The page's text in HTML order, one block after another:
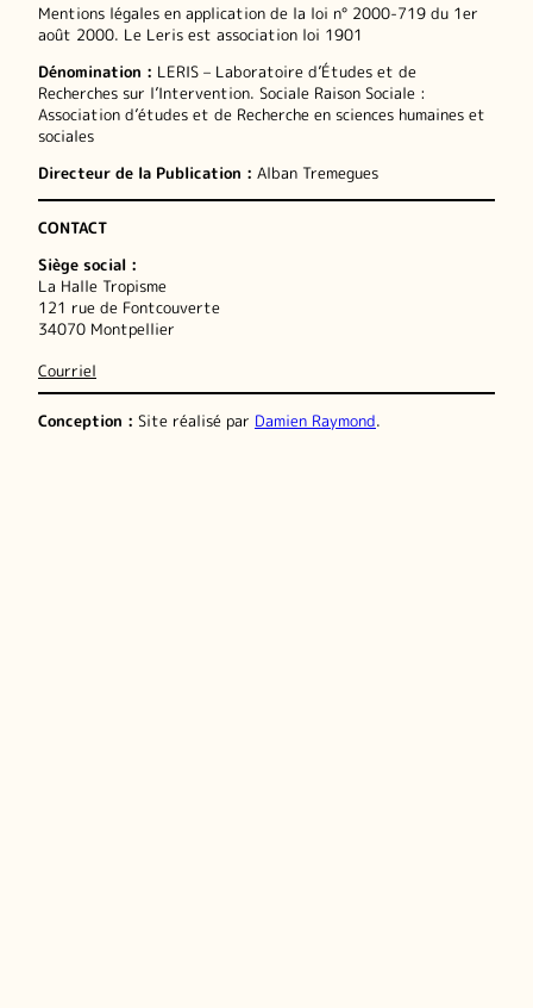
Mentions légales en application de la loi n° 2000-719 du 1er
août 2000. Le Leris est association loi 1901
Dénomination : LERIS – Laboratoire d’Études et de
Recherches sur l’Intervention. Sociale Raison Sociale :
Association d’études et de Recherche en sciences humaines et
sociales
Directeur de la Publication : Alban Tremegues
CONTACT
Siège social :
La Halle Tropisme
121 rue de Fontcouverte
34070 Montpellier
Courriel
Conception : Site réalisé par Damien Raymond.